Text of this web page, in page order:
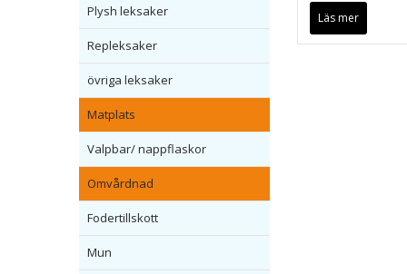
Plysh leksaker
Repleksaker
övriga leksaker
Matplats
Valpbar/ nappflaskor
Omvårdnad
Fodertillskott
Mun
Läs mer